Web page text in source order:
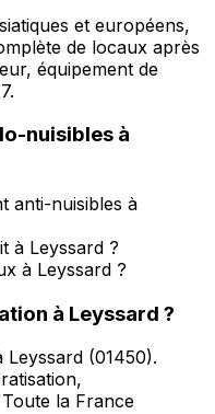
et européens,
de locaux après
équipement de
nuisibles à
anti-nuisibles à
à Leyssard ?
à Leyssard ?
à Leyssard ?
Leyssard (01450).
la France